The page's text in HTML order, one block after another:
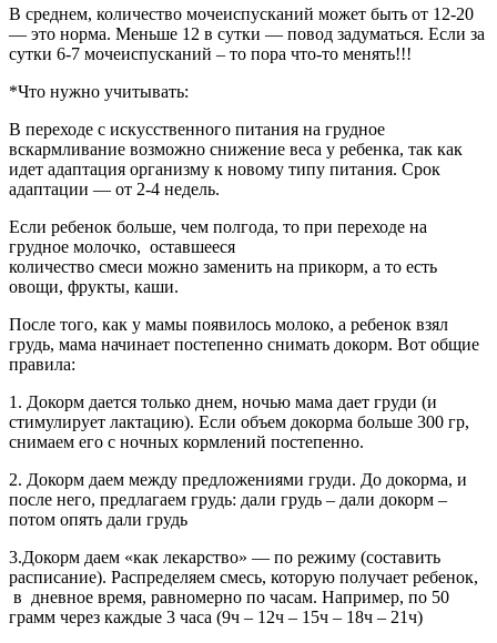
В среднем, количество мочеиспусканий может быть от 12-20
— это норма. Меньше 12 в сутки — повод задуматься. Если за
сутки 6-7 мочеиспусканий – то пора что-то менять!!!
*Что нужно учитывать:
В переходе с искусственного питания на грудное
вскармливание возможно снижение веса у ребенка, так как
идет адаптация организму к новому типу питания. Срок
адаптации — от 2-4 недель.
Если ребенок больше, чем полгода, то при переходе на
грудное молочко, оставшееся
количество смеси можно заменить на прикорм, а то есть
овощи, фрукты, каши.
После того, как у мамы появилось молоко, а ребенок взял
грудь, мама начинает постепенно снимать докорм. Вот общие
правила:
1. Докорм дается только днем, ночью мама дает груди (и
стимулирует лактацию). Если объем докорма больше 300 гр,
снимаем его с ночных кормлений постепенно.
2. Докорм даем между предложениями груди. До докорма, и
после него, предлагаем грудь: дали грудь – дали докорм –
потом опять дали грудь
3.Докорм даем «как лекарство» — по режиму (составить
расписание). Распределяем смесь, которую получает ребенок,
в дневное время, равномерно по часам. Например, по 50
грамм через каждые 3 часа (9ч – 12ч – 15ч – 18ч – 21ч)